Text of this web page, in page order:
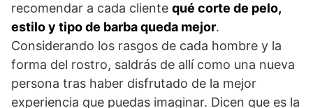
recomendar a cada cliente qué corte de pelo,
estilo y tipo de barba queda mejor.
Considerando los rasgos de cada hombre y la
forma del rostro, saldrás de allí como una nueva
persona tras haber disfrutado de la mejor
experiencia que puedas imaginar. Dicen que es la